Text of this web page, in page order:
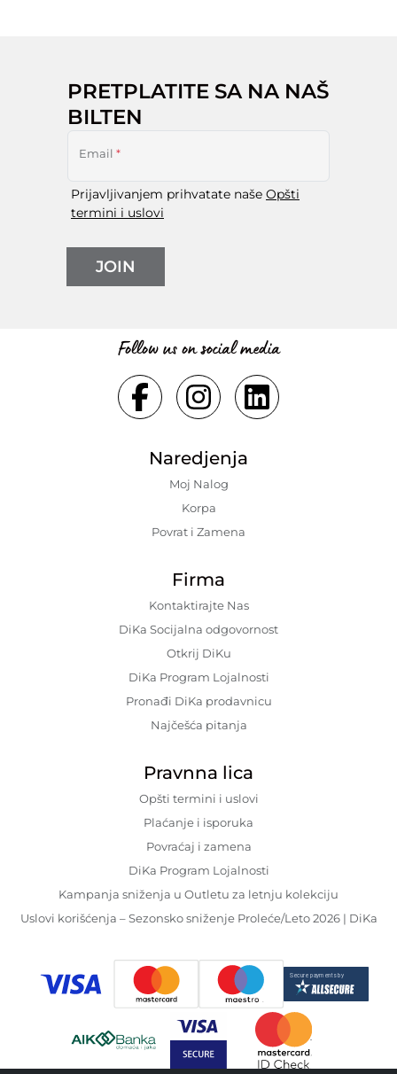
PRETPLATITE SA NA NAŠ
BILTEN
Email *
Prijavljivanjem prihvatate naše Opšti
termini i uslovi
JOIN
Follow us on social media
Naredjenja
Moj Nalog
Korpa
Povrat i Zamena
Firma
Kontaktirajte Nas
DiKa Socijalna odgovornost
Otkrij DiKu
DiKa Program Lojalnosti
Pronađi DiKa prodavnicu
Najčešća pitanja
Pravnna lica
Opšti termini i uslovi
Plaćanje i isporuka
Povraćaj i zamena
DiKa Program Lojalnosti
Kampanja sniženja u Outletu za letnju kolekciju
Uslovi korišćenja – Sezonsko sniženje Proleće/Leto 2026 | DiKa